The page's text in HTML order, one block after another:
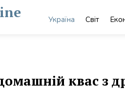
Україна Світ
квас з